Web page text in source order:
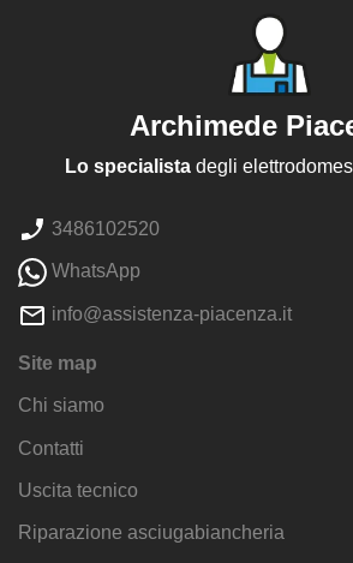
Archimede
Lo specialistadegli
3486102520
WhatsApp
info@assistenza-piacenza.it
Site map
Chi siamo
Contatti
Uscita tecnico
Riparazione asciugabiancheria